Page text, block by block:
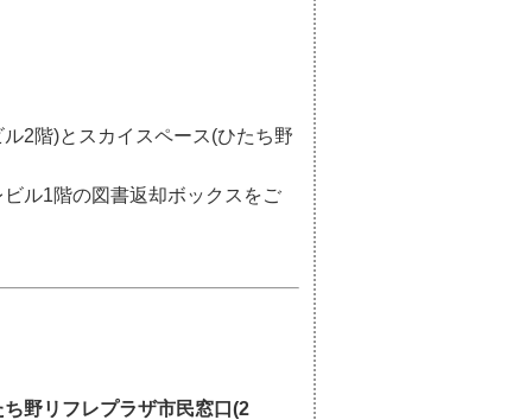
2階)とスカイスペース(ひたち野
ル1階の図書返却ボックスをご
野リフレプラザ市民窓口(2